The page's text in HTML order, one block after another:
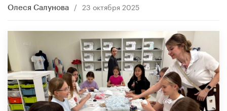
Олеся Салунова / 23 октября 2025